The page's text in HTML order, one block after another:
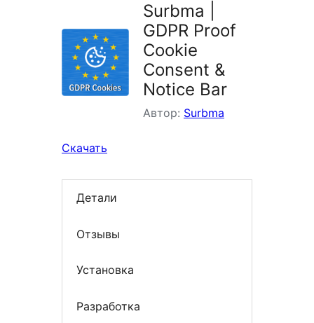
Surbma |
GDPR Proof
Cookie
Consent &
Notice Bar
Автор: Surbma
Скачать
Детали
Отзывы
Установка
Разработка